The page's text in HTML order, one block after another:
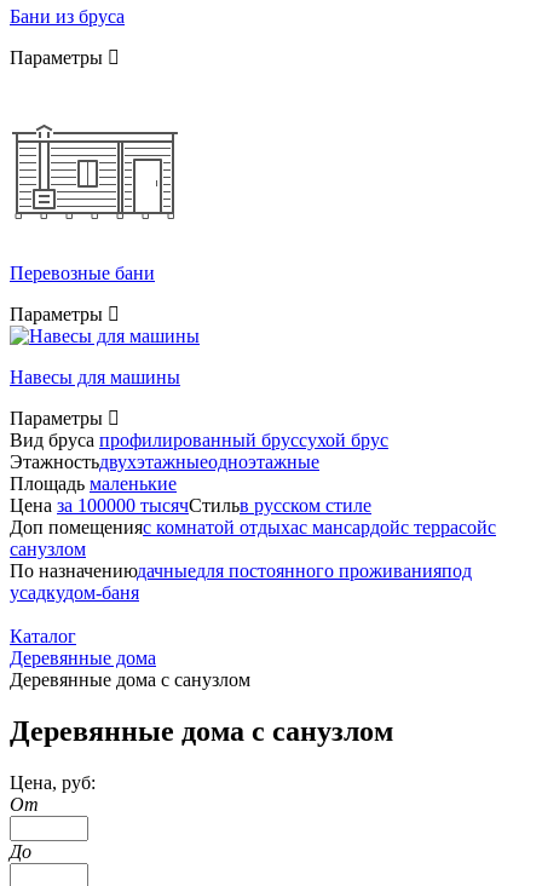
Бани из бруса
Параметры
Перевозные бани
Параметры
Навесы для машины
Параметры
Вид бруса профилированный бруссухой брус
Этажностьдвухэтажныеодноэтажные
Площадь маленькие
Цена за 100000 тысячСтильв русском стиле
Доп помещенияс комнатой отдыхас мансардойс террасойс
санузлом
По назначениюдачныедля постоянного проживанияпод
усадкудом-баня
Каталог
Деревянные дома
Деревянные дома с санузлом
Деревянные дома с санузлом
Цена, руб:
От
До